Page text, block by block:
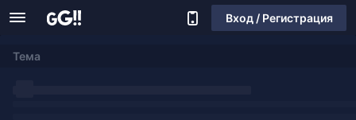
Вход / Регистрация
Тема